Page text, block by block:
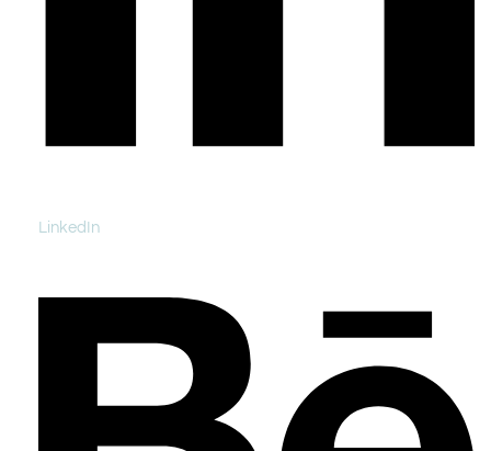
LinkedIn